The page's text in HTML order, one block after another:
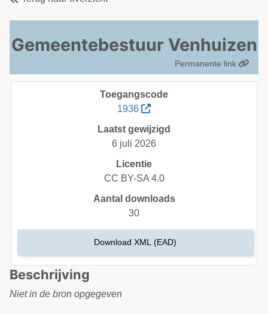
Gemeentebestuur Venhuizen
Permanente link
Beschrijving
Niet in de bron opgegeven
Toegangscode
1936
Laatst gewijzigd
6 juli 2026
Licentie
CC BY-SA 4.0
Aantal downloads
30
Download XML (EAD)